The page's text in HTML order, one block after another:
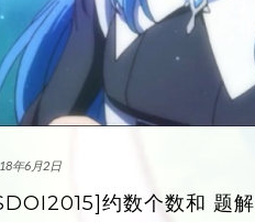
年6月2日
约数个数和 题解